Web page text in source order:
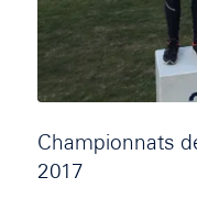
Championnats
2017